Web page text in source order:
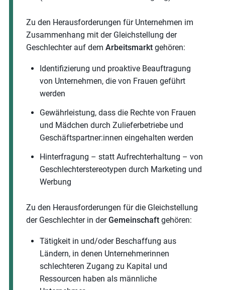
Zu den Herausforderungen für Unternehmen im
Zusammenhang mit der Gleichstellung der
Geschlechter auf dem Arbeitsmarktgehören:
Identifizierung und proaktive Beauftragung
von Unternehmen, die von Frauen geführt
werden
Gewährleistung, dass die Rechte von Frauen
und Mädchen durch Zulieferbetriebe und
Geschäftspartner:innen eingehalten werden
Hinterfragung – statt Aufrechterhaltung – von
Geschlechterstereotypen durch Marketing und
Werbung
Zu den Herausforderungen für die Gleichstellung
der Geschlechter in derGemeinschaftgehören:
Tätigkeit in und/oder Beschaffung aus
Ländern, in denen Unternehmerinnen
schlechteren Zugang zu Kapital und
Ressourcen haben als männliche